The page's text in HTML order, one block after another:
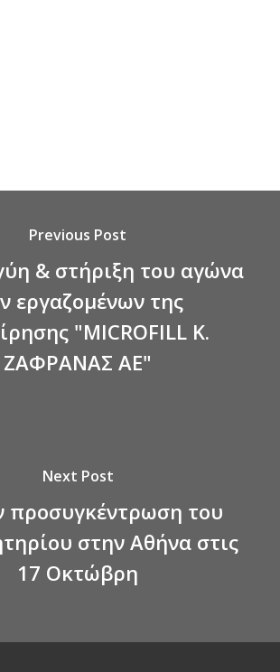
Previous Post
& στήριξη του αγώνα
εργαζομένων της
"MICROFILL Κ.
ΖΑΦΡΑΝΑΣ ΑΕ"
Next Post
προσυγκέντρωση του
στην Αθήνα στις
17 Οκτώβρη